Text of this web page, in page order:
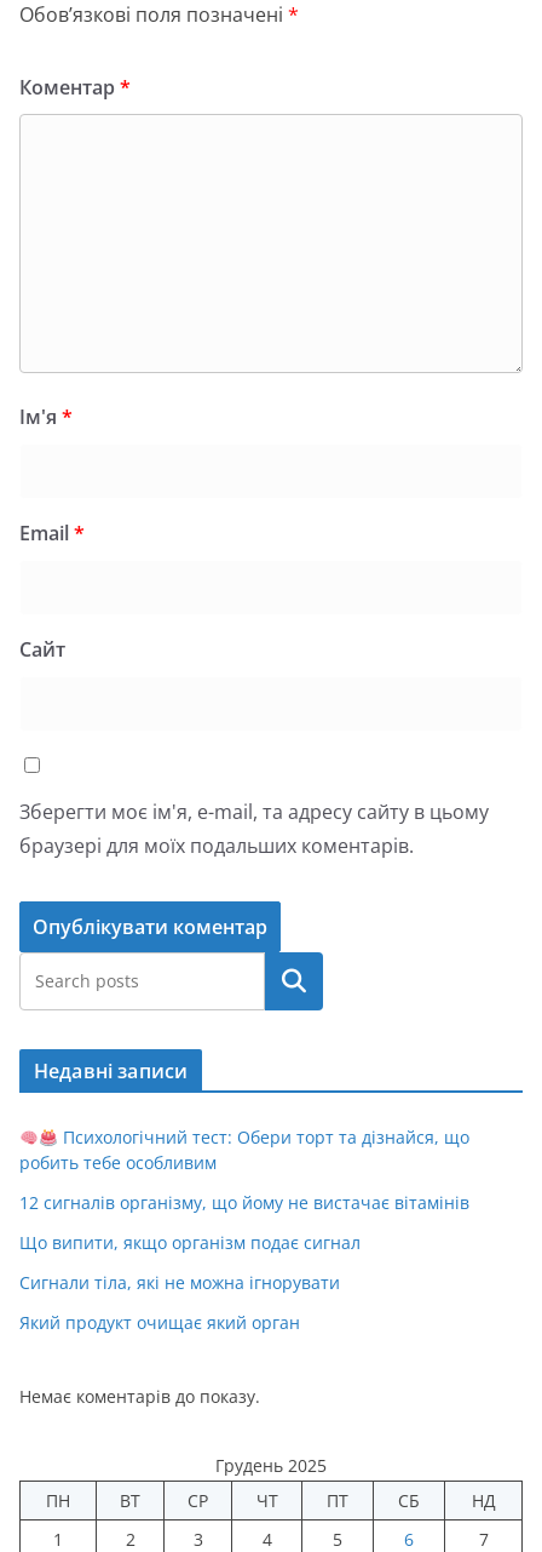
Обов’язкові поля позначені *
Коментар*
Ім'я *
Email*
Сайт
Зберегти моє ім'я, e-mail, та адресу сайту в цьому
браузері для моїх подальших коментарів.
Пошук
Недавні записи
Психологічний тест: Обери торт та дізнайся, що
робить тебе особливим
12 сигналів організму, що йому не вистачає вітамінів
Що випити, якщо організм подає сигнал
Сигнали тіла, які не можна ігнорувати
Який продукт очищає який орган
Немає коментарів до показу.
Грудень 2025
ПН
ВТ СР ЧТ ПТ СБ
НД
1
2 3 4 5 6 7